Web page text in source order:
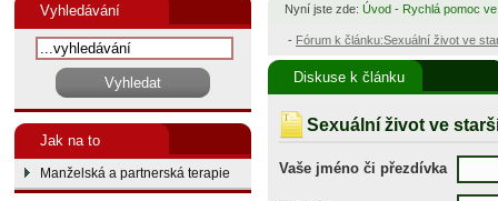
Vyhledávání
Jak na to
Manželská a partnerská terapie
Nyní jste zde: Úvod - Rychlá pomoc
- Fórum k článku:Sexuální život ve
Diskuse k článku
Sexuální život ve
Vaše jméno či přezdívka